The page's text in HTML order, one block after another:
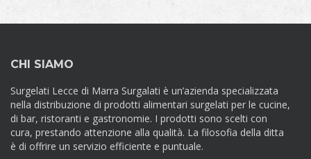
CHI SIAMO
Surgelati Lecce di Marra Surgalati è un’azienda specializzata
nella distribuzione di prodotti alimentari surgelati per le cucine,
di bar, ristoranti e gastronomie. I prodotti sono scelti con
cura, prestando attenzione alla qualità. La filosofia della ditta
è di offrire un servizio efficiente e puntuale.